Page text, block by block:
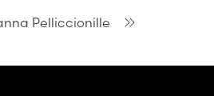
Pelliccionille